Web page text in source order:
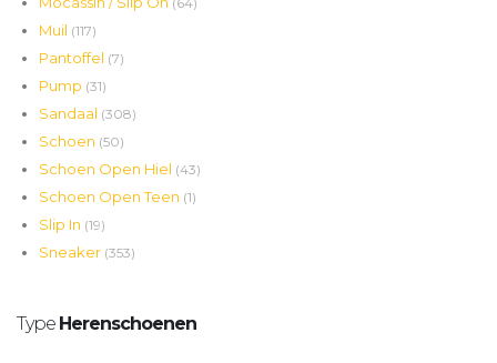
Muil (117)
Pantoffel (7)
Pump (31)
Sandaal (308)
Schoen (50)
Schoen Open Hiel (43)
Schoen Open Teen (1)
Slip In (19)
Sneaker (353)
Type Herenschoenen